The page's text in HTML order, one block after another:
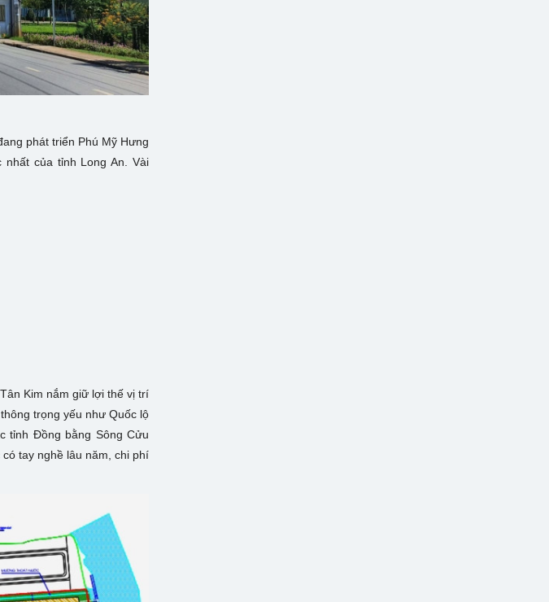
phát triển Phú Mỹ Hưng
của tỉnh Long An. Vài
Kim nắm giữ lợi thế vị trí
trọng yếu như Quốc lộ
tỉnh Đồng bằng Sông Cửu
tay nghề lâu năm, chi phí